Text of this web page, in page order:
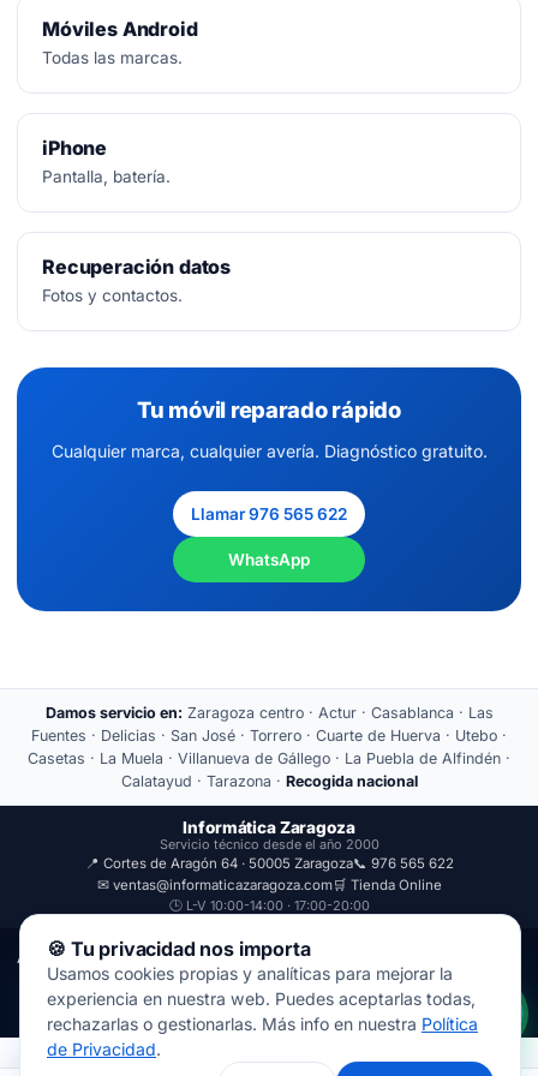
Móviles Android
Todas las marcas.
iPhone
Pantalla, batería.
Recuperación datos
Fotos y contactos.
Tu móvil reparado rápido
Cualquier marca, cualquier avería. Diagnóstico gratuito.
Llamar 976 565 622
WhatsApp
Damos servicio en: Zaragoza centro · Actur · Casablanca · Las
Fuentes · Delicias · San José · Torrero · Cuarte de Huerva · Utebo ·
Casetas · La Muela · Villanueva de Gállego · La Puebla de Alfindén ·
Calatayud · Tarazona · Recogida nacional
Informática Zaragoza
Servicio técnico desde el año 2000
📍 Cortes de Aragón 64 · 50005 Zaragoza📞 976 565 622
✉ ventas@informaticazaragoza.com🛒 Tienda Online
🕒 L-V 10:00-14:00 · 17:00-20:00
Aviso Legal
Política de Privacidad
© 2000-2026 · Javal Informática S.L. · Tienda Informática Zaragoza
· Reparación de Ordenadores, Portátiles y Móviles.
🍪 Tu privacidad nos importa
Usamos cookies propias y analíticas para mejorar la
experiencia en nuestra web. Puedes aceptarlas todas,
rechazarlas o gestionarlas. Más info en nuestra Política
de Privacidad.